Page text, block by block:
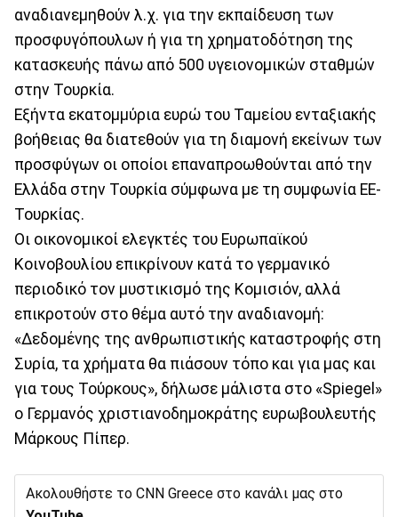
αναδιανεμηθούν λ.χ. για την εκπαίδευση των
προσφυγόπουλων ή για τη χρηματοδότηση της
κατασκευής πάνω από 500 υγειονομικών σταθμών
στην Τουρκία.
Εξήντα εκατομμύρια ευρώ του Ταμείου ενταξιακής
βοήθειας θα διατεθούν για τη διαμονή εκείνων των
προσφύγων οι οποίοι επαναπροωθούνται από την
Ελλάδα στην Τουρκία σύμφωνα με τη συμφωνία ΕΕ-
Τουρκίας.
Οι οικονομικοί ελεγκτές του Ευρωπαϊκού
Κοινοβουλίου επικρίνουν κατά το γερμανικό
περιοδικό τον μυστικισμό της Κομισιόν, αλλά
επικροτούν στο θέμα αυτό την αναδιανομή:
«Δεδομένης της ανθρωπιστικής καταστροφής στη
Συρία, τα χρήματα θα πιάσουν τόπο και για μας και
για τους Τούρκους», δήλωσε μάλιστα στο «Spiegel»
o Γερμανός χριστιανοδημοκράτης ευρωβουλευτής
Mάρκους Πίπερ.
Ακολουθήστε το CNN Greece στο κανάλι μας στο